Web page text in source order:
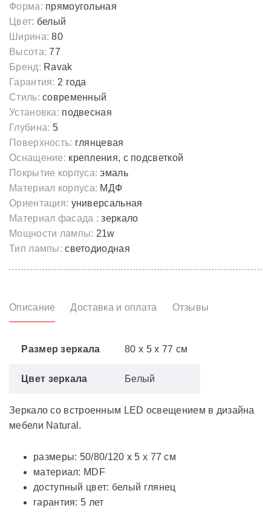
Форма: прямоугольная
Цвет: белый
Ширина: 80
Высота: 77
Бренд: Ravak
Гарантия: 2 года
Стиль: современный
Установка: подвесная
Глубина: 5
Поверхность: глянцевая
Оснащение: крепления, с подсветкой
Покрытие корпуса: эмаль
Материал корпуса: МДФ
Ориентация: универсальная
Материал фасада : зеркало
Мощности лампы: 21w
Тип лампы: светодиодная
Описание Доставка и оплата Отзывы
Размер зеркала 80 x 5 x 77 см
Цвет зеркала Белый
Зеркало со встроенным LED освещением в дизайна
мебели Natural.
размеры: 50/80/120 x 5 x 77 см
материал: MDF
доступный цвет: белый глянец
гарантия: 5 лет